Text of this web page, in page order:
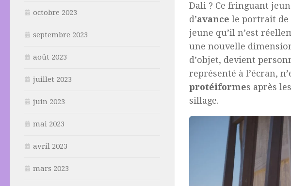
Dali ? Ce fringuant
d’avance le portrait de
jeune qu’il n’est
une nouvelle
d’objet, devient
représenté à l’écran,
protéiformes après
sillage.
octobre 2023
septembre 2023
août 2023
juillet 2023
juin 2023
mai 2023
avril 2023
mars 2023